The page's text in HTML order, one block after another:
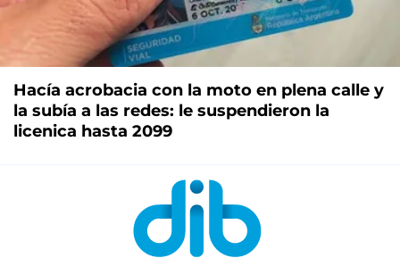
Hacía acrobacia con la moto en plena calle y
la subía a las redes: le suspendieron la
licenica hasta 2099